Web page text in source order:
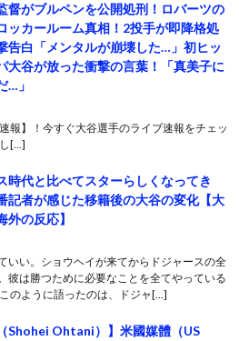
督がブルペンを公開処刑！ロバーツの
ッカールーム真相！2投手が即降格処
告白「メンタルが崩壊した…」初ヒッ
大谷が放った衝撃の言葉！「真美子に
…」
報】！今すぐ大谷選手のライブ速報をチェッ
[…]
時代と比べてスターらしくなってき
記者が感じた移籍後の大谷の変化【大
外の反応】
いい。ショウヘイが来てからドジャースの全
彼は勝つために必要なことを全てやっている
のように語ったのは、ドジャ[…]
Shohei Ohtani）】米國媒體（US